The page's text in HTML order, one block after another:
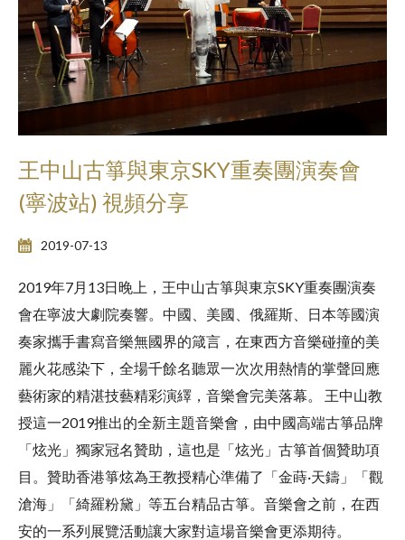
王中山古箏與東京SKY重奏團演奏會
(寧波站) 視頻分享
2019-07-13
2019年7月13日晚上，王中山古箏與東京SKY重奏團演奏
會在寧波大劇院奏響。中國、美國、俄羅斯、日本等國演
奏家攜手書寫音樂無國界的箴言，在東西方音樂碰撞的美
麗火花感染下，全場千餘名聽眾一次次用熱情的掌聲回應
藝術家的精湛技藝精彩演繹，音樂會完美落幕。 王中山教
授這一2019推出的全新主題音樂會，由中國高端古箏品牌
「炫光」獨家冠名贊助，這也是「炫光」古箏首個贊助項
目。贊助香港箏炫為王教授精心準備了「金蒔·天鑄」「觀
滄海」「綺羅粉黛」等五台精品古箏。音樂會之前，在西
安的一系列展覽活動讓大家對這場音樂會更添期待。